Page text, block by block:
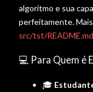
algoritmo e sua
perfeitamente.
src/tst/README.md
💻 Para Quem é
🎓